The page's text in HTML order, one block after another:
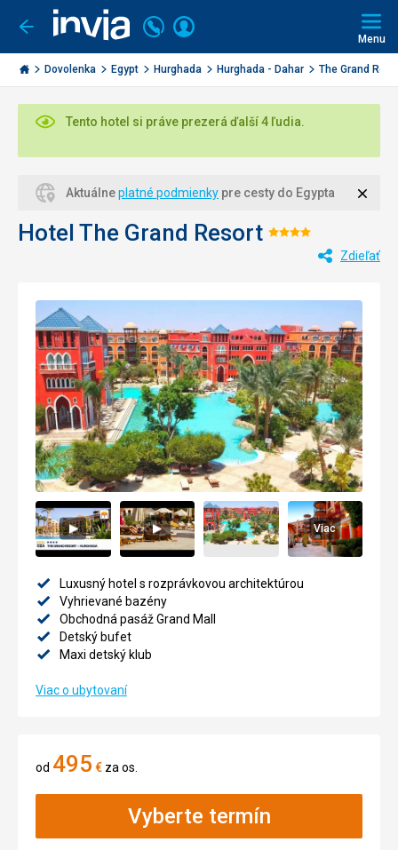
Ísť
späť
Invia.sk
Volajte
+421
2
3221
Prihlásiť
Menu
Dovolenka Egypt Hurghada Hurghada - Dahar The Grand
Tento hotel si práve prezerá ďalší 4 ľudia.
Aktuálneplatné podmienky pre cesty do Egypta
Hotel The Grand Resort Hodnotenie:
Zdieľať
Viac
Luxusný hotel s rozprávkovou architektúrou
Vyhrievané bazény
Obchodná pasáž Grand Mall
Detský bufet
Maxi detský klub
Viac o ubytovaní
od 495 € za os.
Vyberte termín